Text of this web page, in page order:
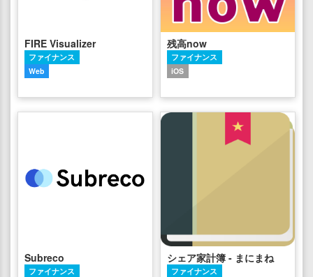
FIRE Visualizer
ファイナンス
Web
残高now
ファイナンス
iOS
Subreco
ファイナンス
シェア家計簿 - まにまね
ファイナンス